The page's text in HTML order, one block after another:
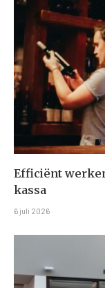
Efficiënt
kassa
6 juli 2026